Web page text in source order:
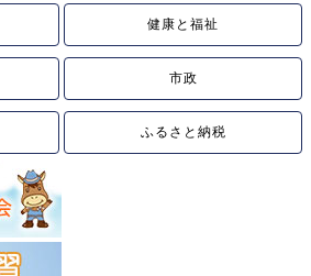
健康と福祉
市政
ふるさと納税